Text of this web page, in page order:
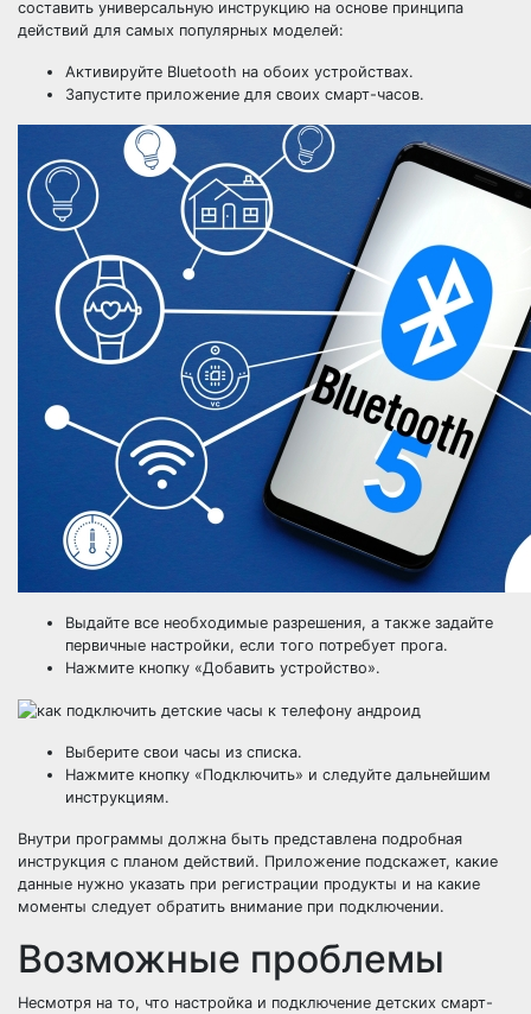
составить универсальную инструкцию на основе принципа
действий для самых популярных моделей:
Активируйте Bluetooth на обоих устройствах.
Запустите приложение для своих смарт-часов.
Выдайте все необходимые разрешения, а также задайте
первичные настройки, если того потребует прога.
Нажмите кнопку «Добавить устройство».
Выберите свои часы из списка.
Нажмите кнопку «Подключить» и следуйте дальнейшим
инструкциям.
Внутри программы должна быть представлена подробная
инструкция с планом действий. Приложение подскажет, какие
данные нужно указать при регистрации продукты и на какие
моменты следует обратить внимание при подключении.
Возможные проблемы
Несмотря на то, что настройка и подключение детских смарт-